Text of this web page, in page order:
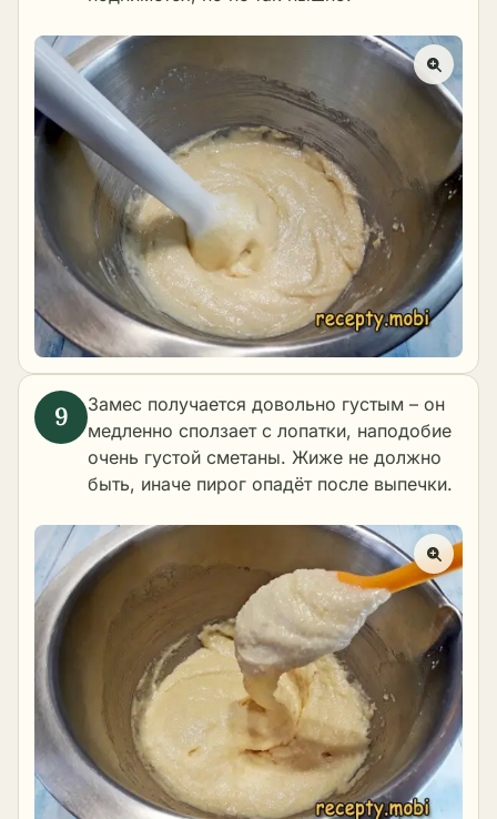
Замес получается довольно густым – он
медленно сползает с лопатки, наподобие
очень густой сметаны. Жиже не должно
быть, иначе пирог опадёт после выпечки.